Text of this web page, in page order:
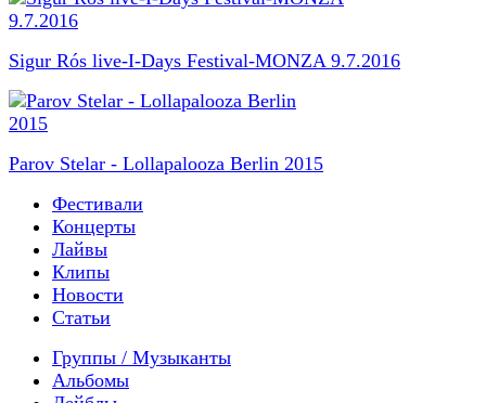
Sigur Rós live-I-Days Festival-MONZA 9.7.2016
Parov Stelar - Lollapalooza Berlin 2015
Фестивали
Концерты
Лайвы
Клипы
Новости
Статьи
Группы / Музыканты
Альбомы